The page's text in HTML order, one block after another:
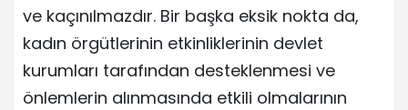
ve kaçınılmazdır. Bir başka eksik nokta da,
kadın örgütlerinin etkinliklerinin devlet
kurumları tarafından desteklenmesi ve
önlemlerin alınmasında etkili olmalarının